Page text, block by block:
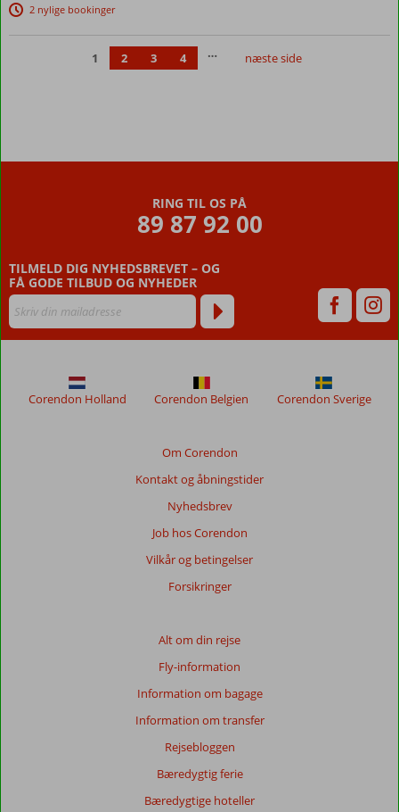
rutsjebaner
med
2 nylige bookinger
1 2 3 4 … næste side
RING TIL OS PÅ
89 87 92 00
TILMELD DIG NYHEDSBREVET – OG
FÅ GODE TILBUD OG NYHEDER
Om Corendon
Kontakt og åbningstider
Nyhedsbrev
Job hos Corendon
Vilkår og betingelser
Forsikringer
Alt om din rejse
Fly-information
Information om bagage
Information om transfer
Rejsebloggen
Bæredygtig ferie
Bæredygtige hoteller
Corendon Holland Corendon Belgien Corendon Sverige